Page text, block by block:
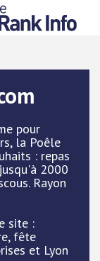
pour
la Poêle
: repas
2000
Rayon
site :
fête
et Lyon